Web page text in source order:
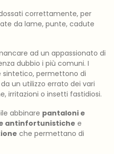
correttamente, per
da lame, punte, cadute
ad un appassionato di
dubbio i più comuni. I
sintetico, permettono di
un utilizzo errato dei vari
irritazioni o insetti fastidiosi.
abbinare pantaloni e
antinfortunistiche e
che permettano di